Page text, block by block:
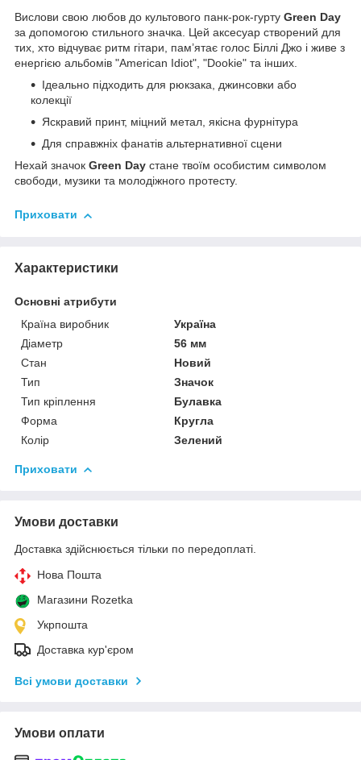
Вислови свою любов до культового панк-рок-гурту Green Day
за допомогою стильного значка. Цей аксесуар створений для
тих, хто відчуває ритм гітари, пам’ятає голос Біллі Джо і живе з
енергією альбомів "American Idiot", "Dookie" та інших.
Ідеально підходить для рюкзака, джинсовки або
колекції
Яскравий принт, міцний метал, якісна фурнітура
Для справжніх фанатів альтернативної сцени
Нехай значок Green Day стане твоїм особистим символом
свободи, музики та молодіжного протесту.
Приховати
Характеристики
Основні атрибути
Країна виробник
Україна
Діаметр
56 мм
Стан
Новий
Тип
Значок
Тип кріплення
Булавка
Форма
Кругла
Колір
Зелений
Приховати
Умови доставки
Доставка здійснюється тільки по передоплаті.
Нова Пошта
Магазини Rozetka
Укрпошта
Доставка кур'єром
Всі умови доставки
Умови оплати